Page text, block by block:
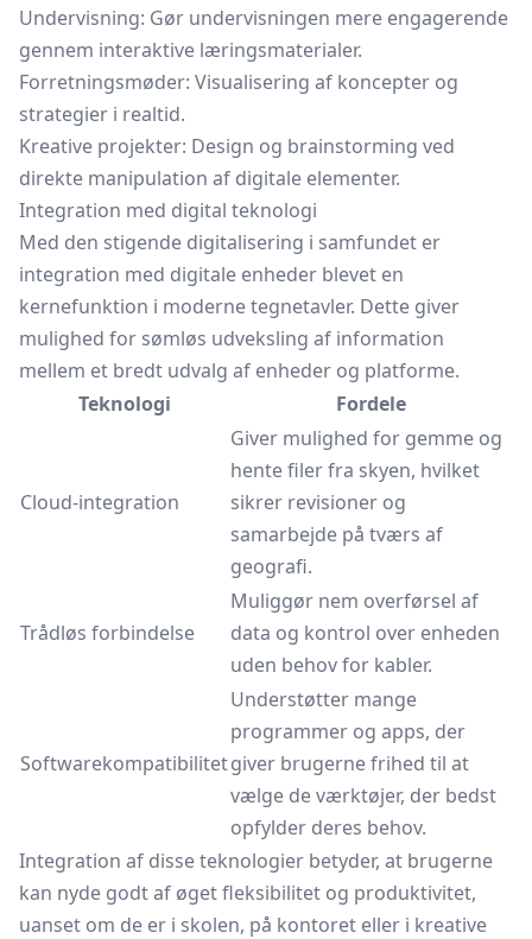
Undervisning: Gør undervisningen mere engagerende
gennem interaktive læringsmaterialer.
Forretningsmøder: Visualisering af koncepter og
strategier i realtid.
Kreative projekter: Design og brainstorming ved
direkte manipulation af digitale elementer.
Integration med digital teknologi
Med den stigende digitalisering i samfundet er
integration med digitale enheder blevet en
kernefunktion i moderne tegnetavler. Dette giver
mulighed for sømløs udveksling af information
mellem et bredt udvalg af enheder og platforme.
Teknologi
Fordele
Cloud-integration
Giver mulighed for gemme og
hente filer fra skyen, hvilket
sikrer revisioner og
samarbejde på tværs af
geografi.
Trådløs forbindelse
Muliggør nem overførsel af
data og kontrol over enheden
uden behov for kabler.
Softwarekompatibilitet
Understøtter mange
programmer og apps, der
giver brugerne frihed til at
vælge de værktøjer, der bedst
opfylder deres behov.
Integration af disse teknologier betyder, at brugerne
kan nyde godt af øget fleksibilitet og produktivitet,
uanset om de er i skolen, på kontoret eller i kreative